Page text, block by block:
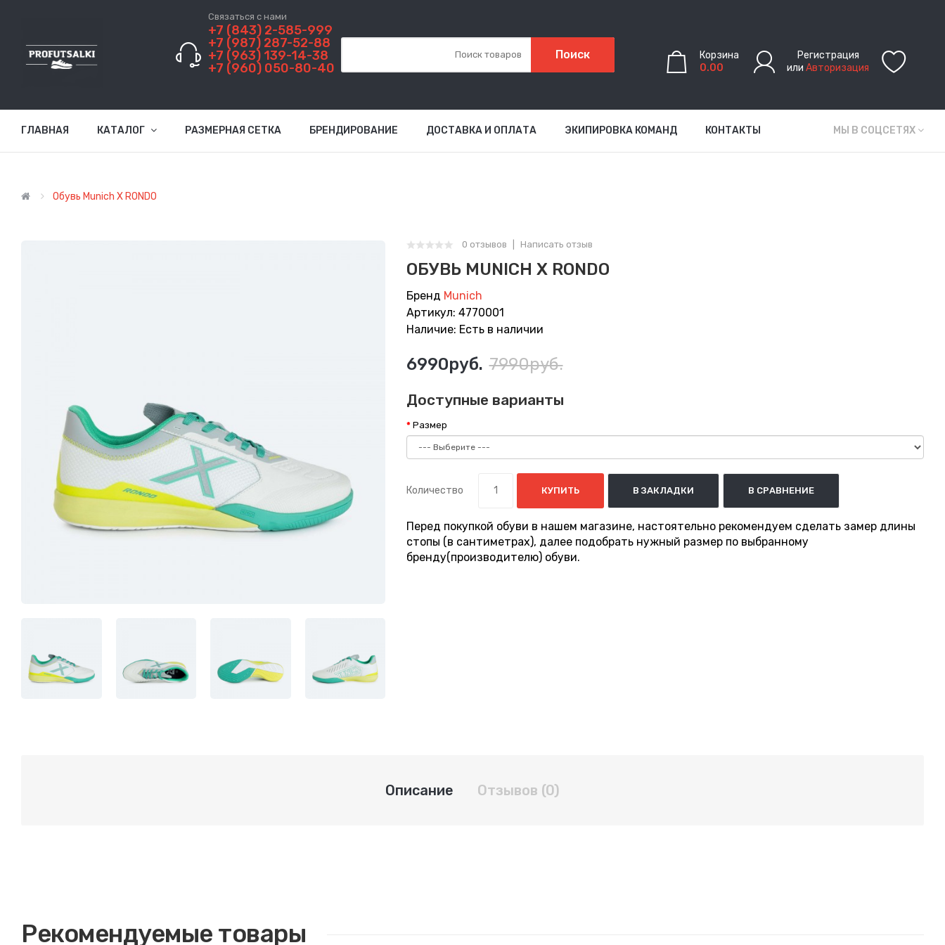
Связаться с нами
+7 (843) 2-585-999
+7 (987) 287-52-88
+7 (963) 139-14-38
+7 (960) 050-80-40
Поиск
Регистрация
или Авторизация
Корзина
0.00
МЫ В СОЦСЕТЯХ
ГЛАВНАЯ КАТАЛОГ РАЗМЕРНАЯ СЕТКА БРЕНДИРОВАНИЕ ДОСТАВКА И ОПЛАТА ЭКИПИРОВКА КОМАНД КОНТАКТЫ
Обувь Munich Х RONDO
0 отзывов Написать отзыв
ОБУВЬ MUNICH Х RONDO
Бренд Munich
Артикул: 4770001
Наличие: Есть в наличии
6990руб. 7990руб.
Доступные варианты
Размер
Количество КУПИТЬ В ЗАКЛАДКИ В СРАВНЕНИЕ
Перед покупкой обуви в нашем магазине, настоятельно рекомендуем сделать замер длины
стопы (в сантиметрах), далее подобрать нужный размер по выбранному
бренду(производителю) обуви.
Описание Отзывов (0)
Рекомендуемые товары